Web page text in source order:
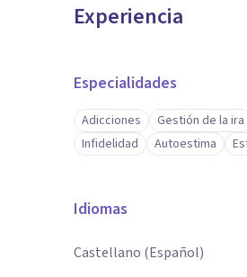
Experiencia
Especialidades
Adicciones Gestión de la ira
Infidelidad
Autoestima
Idiomas
Castellano (Español)